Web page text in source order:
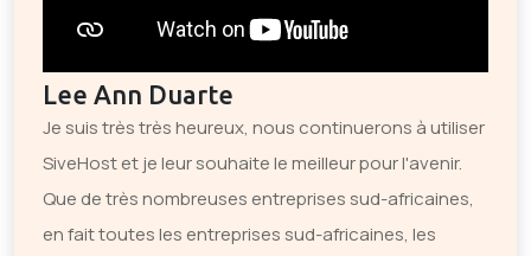
Lee Ann Duarte
Je suis très très heureux, nous continuerons à utiliser
SiveHost et je leur souhaite le meilleur pour l'avenir.
Que de très nombreuses entreprises sud-africaines,
en fait toutes les entreprises sud-africaines, les